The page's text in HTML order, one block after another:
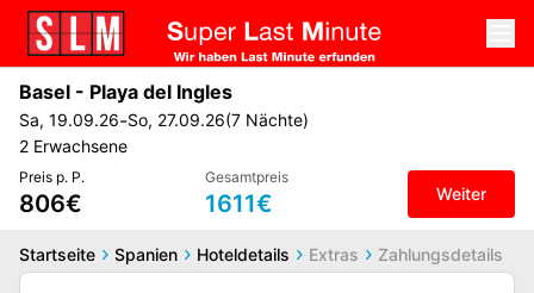
Basel - Playa del Ingles
Sa, 19.09.26-So, 27.09.26(7 Nächte)
2 Erwachsene
Preis p. P.
806€
Gesamtpreis
1611€ Weiter
Startseite Spanien Hoteldetails Extras Zahlungsdetails